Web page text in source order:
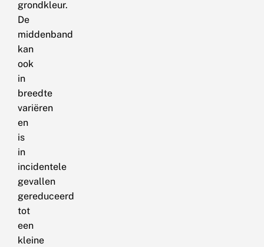
grondkleur.
De
middenband
kan
ook
in
breedte
variëren
en
is
in
incidentele
gevallen
gereduceerd
tot
een
kleine